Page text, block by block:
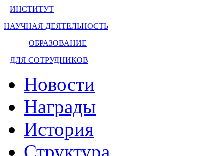
ИНСТИТУТ
НАУЧНАЯ ДЕЯТЕЛЬНОСТЬ
ОБРАЗОВАНИЕ
ДЛЯ СОТРУДНИКОВ
Новости
Награды
История
Структура